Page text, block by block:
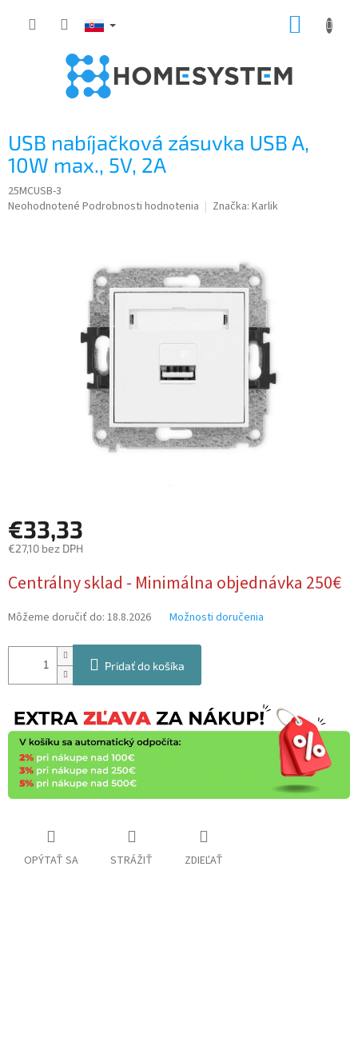
USB nabíjačková zásuvka USB A,
10W max., 5V, 2A
25MCUSB-3
Priemerné
Neohodnotené Podrobnosti hodnotenia Značka: Karlik
€33,33
€27,10 bez DPH
cena:
Centrálny sklad - Minimálna objednávka 250€
Môžeme doručiť do: 18.8.2026 Možnosti doručenia
Pridať do košíka
OPÝTAŤ SA STRÁŽIŤ ZDIEĽAŤ